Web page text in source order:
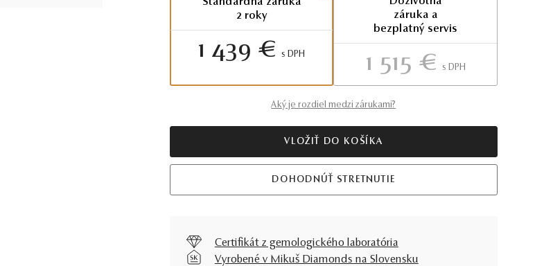
2 roky
1 439 € S DPH
záruka a
bezplatný servis
1 515 € S DPH
Aký je rozdiel medzi zárukami?
VLOŽIŤ DO KOŠÍKA
DOHODNÚŤ STRETNUTIE
Certifikát z gemologického laboratória
Vyrobené v Mikuš Diamonds na Slovensku